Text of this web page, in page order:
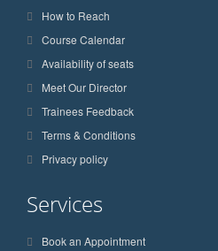
How to Reach
Course Calendar
Availability of seats
Meet Our Director
Trainees Feedback
Terms & Conditions
Privacy policy
Services
Book an Appointment